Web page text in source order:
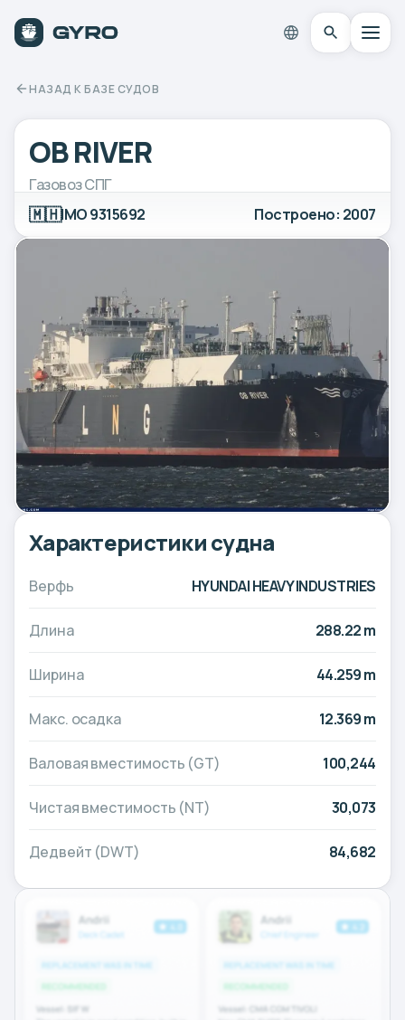
НАЗАД К БАЗЕ СУДОВ
OB RIVER
Газовоз СПГ
🇲🇭IMO 9315692 Построено: 2007
Характеристики судна
Верфь HYUNDAI HEAVY INDUSTRIES
Длина 288.22 m
Ширина 44.259 m
Макс. осадка 12.369 m
Валовая вместимость (GT) 100,244
Чистая вместимость (NT) 30,073
Дедвейт (DWT) 84,682